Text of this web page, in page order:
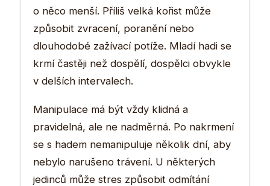
o něco menší. Příliš velká kořist může
způsobit zvracení, poranění nebo
dlouhodobé zažívací potíže. Mladí hadi se
krmí častěji než dospělí, dospělci obvykle
v delších intervalech.
Manipulace má být vždy klidná a
pravidelná, ale ne nadměrná. Po nakrmení
se s hadem nemanipuluje několik dní, aby
nebylo narušeno trávení. U některých
jedinců může stres způsobit odmítání